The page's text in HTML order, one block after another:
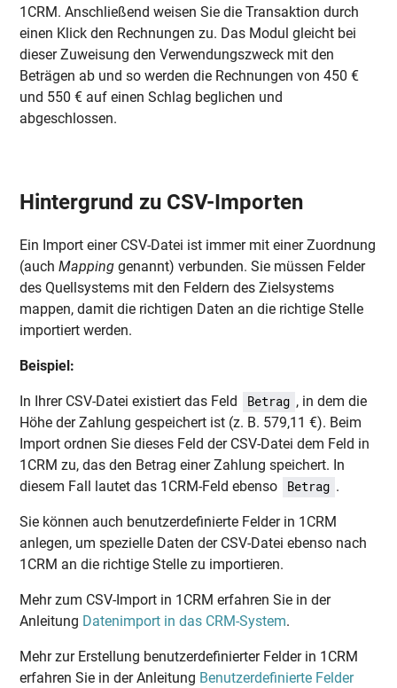
1CRM. Anschließend weisen Sie die Transaktion durch
einen Klick den Rechnungen zu. Das Modul gleicht bei
dieser Zuweisung den Verwendungszweck mit den
Beträgen ab und so werden die Rechnungen von 450 €
und 550 € auf einen Schlag beglichen und
abgeschlossen.
Hintergrund zu CSV-Importen
Ein Import einer CSV-Datei ist immer mit einer Zuordnung
(auchMapping genannt) verbunden. Sie müssen Felder
des Quellsystems mit den Feldern des Zielsystems
mappen, damit die richtigen Daten an die richtige Stelle
importiert werden.
Beispiel:
In Ihrer CSV-Datei existiert das Feld Betrag , in dem die
Höhe der Zahlung gespeichert ist (z. B. 579,11 €). Beim
Import ordnen Sie dieses Feld der CSV-Datei dem Feld in
1CRM zu, das den Betrag einer Zahlung speichert. In
diesem Fall lautet das 1CRM-Feld ebenso
Betrag .
Sie können auch benutzerdefinierte Felder in 1CRM
anlegen, um spezielle Daten der CSV-Datei ebenso nach
1CRM an die richtige Stelle zu importieren.
Mehr zum CSV-Import in 1CRM erfahren Sie in der
Anleitung Datenimport in das CRM-System.
Mehr zur Erstellung benutzerdefinierter Felder in 1CRM
erfahren Sie in der Anleitung Benutzerdefinierte Felder